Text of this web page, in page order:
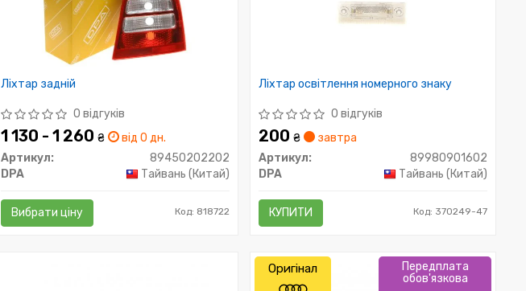
Ліхтар задній
0 відгуків
1 130 - 1 260₴
від 0 дн.
Артикул:
89450202202
DPA
Тайвань (Китай)
Вибрати ціну Код: 818722
Ліхтар освітлення номерного знаку
0 відгуків
200₴
завтра
Артикул:
89980901602
DPA
Тайвань (Китай)
КУПИТИ Код: 370249-47
Передплата
обов'язкова
Оригінал